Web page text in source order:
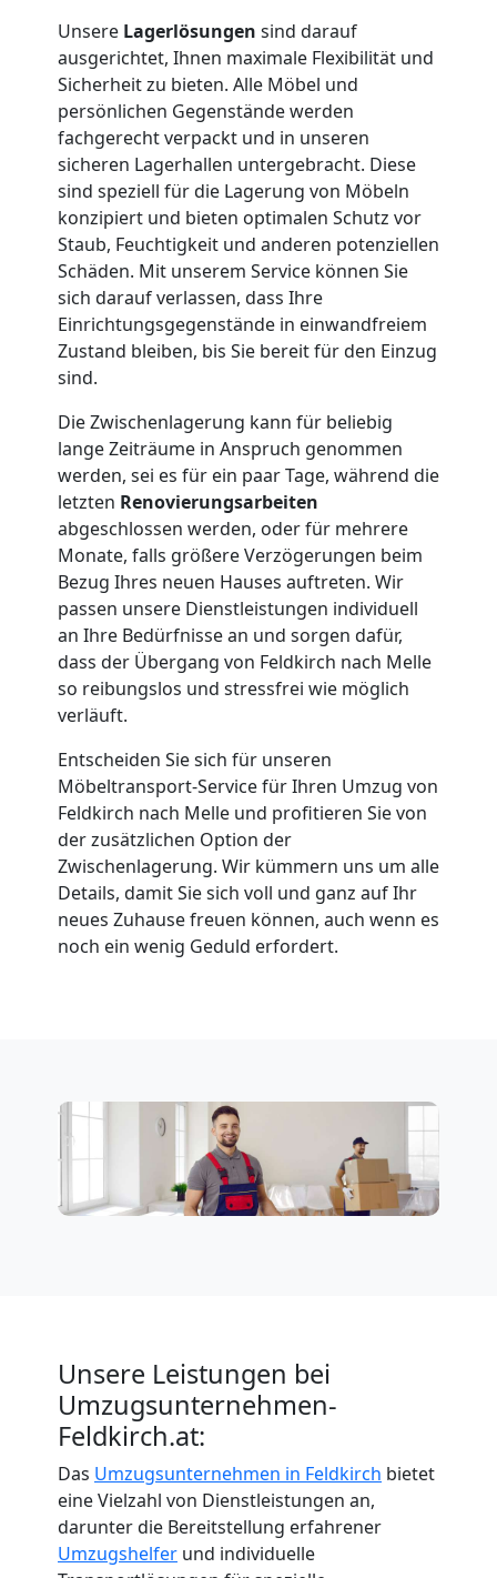
Unsere Lagerlösungen sind darauf
ausgerichtet, Ihnen maximale Flexibilität und
Sicherheit zu bieten. Alle Möbel und
persönlichen Gegenstände werden
fachgerecht verpackt und in unseren
sicheren Lagerhallen untergebracht. Diese
sind speziell für die Lagerung von Möbeln
konzipiert und bieten optimalen Schutz vor
Staub, Feuchtigkeit und anderen potenziellen
Schäden. Mit unserem Service können Sie
sich darauf verlassen, dass Ihre
Einrichtungsgegenstände in einwandfreiem
Zustand bleiben, bis Sie bereit für den Einzug
sind.
Die Zwischenlagerung kann für beliebig
lange Zeiträume in Anspruch genommen
werden, sei es für ein paar Tage, während die
letzten Renovierungsarbeiten
abgeschlossen werden, oder für mehrere
Monate, falls größere Verzögerungen beim
Bezug Ihres neuen Hauses auftreten. Wir
passen unsere Dienstleistungen individuell
an Ihre Bedürfnisse an und sorgen dafür,
dass der Übergang von Feldkirch nach Melle
so reibungslos und stressfrei wie möglich
verläuft.
Entscheiden Sie sich für unseren
Möbeltransport-Service für Ihren Umzug von
Feldkirch nach Melle und profitieren Sie von
der zusätzlichen Option der
Zwischenlagerung. Wir kümmern uns um alle
Details, damit Sie sich voll und ganz auf Ihr
neues Zuhause freuen können, auch wenn es
noch ein wenig Geduld erfordert.
Unsere Leistungen bei
Umzugsunternehmen-
Feldkirch.at:
Das Umzugsunternehmen in Feldkirch bietet
eine Vielzahl von Dienstleistungen an,
darunter die Bereitstellung erfahrener
Umzugshelfer und individuelle
Nationaler
Umzug